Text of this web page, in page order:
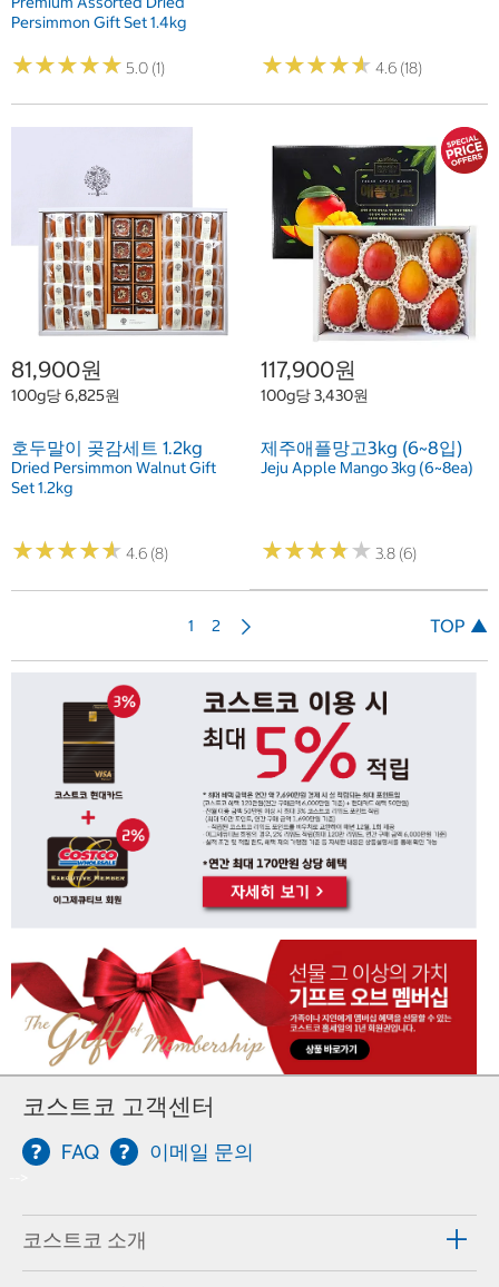
Persimmon Gift Set 1.4kg
★★★★★
★★★★★ 5.0 (1) ★★★★★
★★★★★ 4.6 (18)
81,900원
100g당 6,825원
호두말이 곶감세트 1.2kg
Dried Persimmon Walnut Gift
Set 1.2kg
★★★★★
★★★★★ 4.6 (8)
117,900원
100g당 3,430원
제주애플망고3kg (6~8입)
Jeju Apple Mango 3kg (6~8ea)
★★★★★
★★★★★ 3.8 (6)
1 2 TOP ▲
코스트코 고객센터
FAQ 이메일 문의
코스트코 소개